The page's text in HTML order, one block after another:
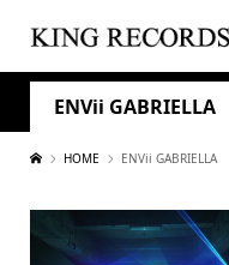
ENVii GABRIELLA
HOME ENVii GABRIELLA